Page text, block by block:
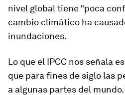
nivel global tiene “poca
cambio climático ha
inundaciones.
Lo que el IPCC nos señala
que para fines de siglo las
a algunas partes del